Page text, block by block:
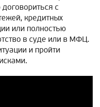
с
кредитных
или полностью
в суде или в МФЦ.
и пройти